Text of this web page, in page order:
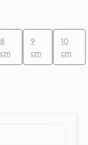
8
cm
9
cm
10
cm